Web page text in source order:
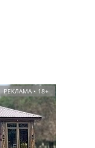
РЕКЛАМА • 18+